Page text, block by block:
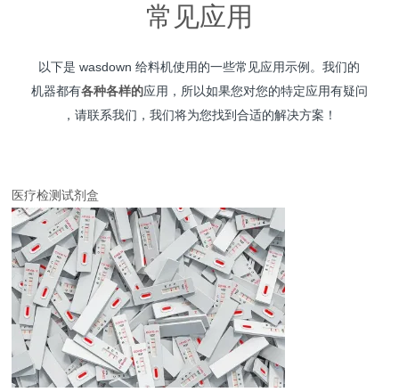
常见应用
以下是 wasdown 给料机使用的一些常见应用示例。我们的
机器都有各种各样的应用，所以如果您对您的特定应用有疑问
，请联系我们，我们将为您找到合适的解决方案！
医疗检测试剂盒